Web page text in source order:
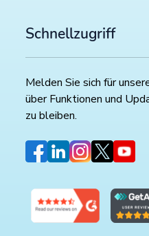
Schnellzugriff
Melden Sie sich für
über Funktionen und
zu bleiben.